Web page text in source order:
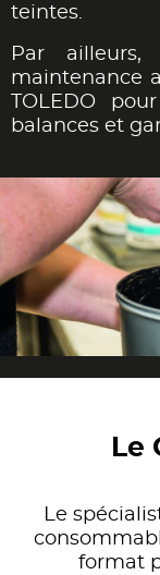
teintes.
Par
maintenance
TOLEDO
balances et
Le
Le
format